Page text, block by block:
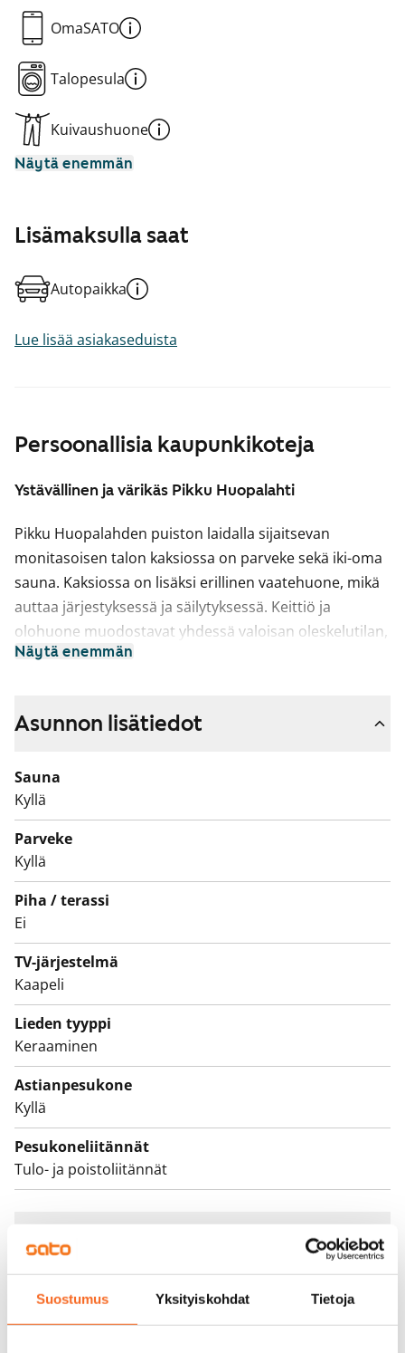
Suostumus Yksityiskohdat Tietoja
Persoonallisia kaupunkikoteja
Ystävällinen ja värikäs Pikku Huopalahti
Pikku Huopalahden puiston laidalla sijaitsevan
monitasoisen talon kaksiossa on parveke sekä iki-oma
sauna. Kaksiossa on lisäksi erillinen vaatehuone, mikä
auttaa järjestyksessä ja säilytyksessä. Keittiö ja
olohuone muodostavat yhdessä valoisan oleskelutilan,
mihin mahtuu ruokapöytä sekä sohvaryhmä. Kodissa
Keittiöissä on tilavaraus astianpesukoneelle ja
Olisiko tämä saunallinen kaksio seuraava vuokrakotisi?
Näytä enemmän
OmaSATO
Talopesula
Kuivaushuone
Näytä enemmän
Lisämaksulla saat
Autopaikka
Lue lisää asiakaseduista
Asunnon lisätiedot
Sauna
Kyllä
Parveke
Kyllä
Piha / terassi
Ei
TV-järjestelmä
Kaapeli
Lieden tyyppi
Keraaminen
Astianpesukone
Kyllä
Pesukoneliitännät
Tulo- ja poistoliitännät
Sopimus ja maksut
Vuokrattu